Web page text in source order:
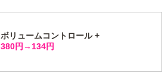
ボリュームコントロール +
380円→134円